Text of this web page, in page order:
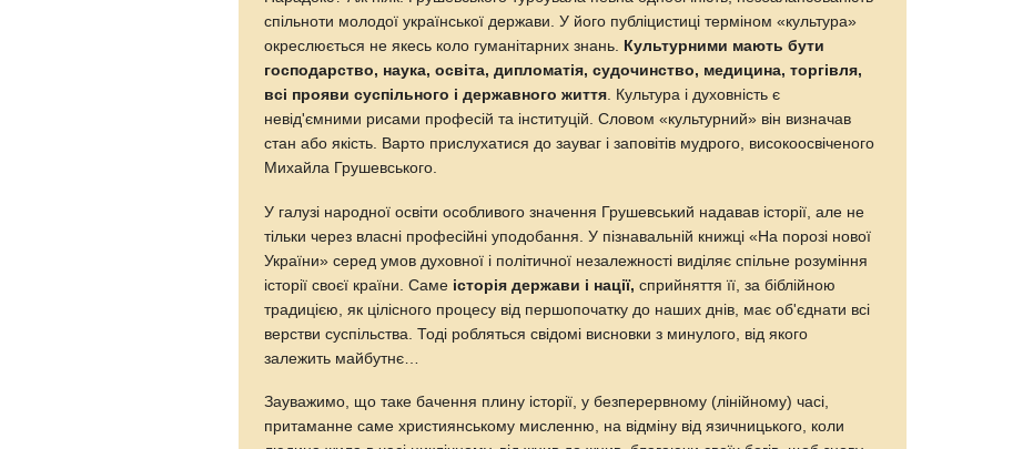
спільноти молодої української держави. У його публіцистиці терміном «культура»
окреслюється не якесь коло гуманітарних знань. Культурними мають бути
господарство, наука, освіта, дипломатія, судочинство, медицина, торгівля,
всі прояви суспільного і державного життя . Культура і духовність є
невід'ємними рисами професій та інституцій. Словом «культурний» він визначав
стан або якість. Варто прислухатися до зауваг і заповітів мудрого, високоосвіченого
Михайла Грушевського.
У галузі народної освіти особливого значення Грушевський надавав історії, але не
тільки через власні професійні уподобання. У пізнавальній книжці «На порозі нової
України» серед умов духовної і політичної незалежності виділяє спільне розуміння
історії своєї країни. Саме історія держави і нації, сприйняття її, за біблійною
традицією, як цілісного процесу від першопочатку до наших днів, має об'єднати всі
верстви суспільства. Тоді робляться свідомі висновки з минулого, від якого
залежить майбутнє…
Зауважимо, що таке бачення плину історії, у безперервному (лінійному) часі,
притаманне саме християнському мисленню, на відміну від язичницького, коли